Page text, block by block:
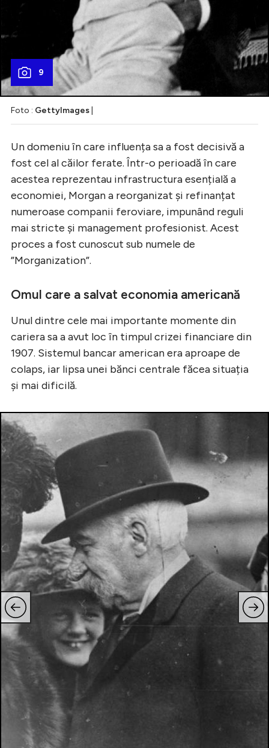
9
Foto : GettyImages
Un domeniu în care influența sa a fost decisivă a
fost cel al căilor ferate. Într-o perioadă în care
acestea reprezentau infrastructura esențială a
economiei, Morgan a reorganizat și refinanțat
numeroase companii feroviare, impunând reguli
mai stricte și management profesionist. Acest
proces a fost cunoscut sub numele de
”Morganization”.
Omul care a salvat economia americană
Unul dintre cele mai importante momente din
cariera sa a avut loc în timpul crizei financiare din
1907. Sistemul bancar american era aproape de
colaps, iar lipsa unei bănci centrale făcea situația
și mai dificilă.